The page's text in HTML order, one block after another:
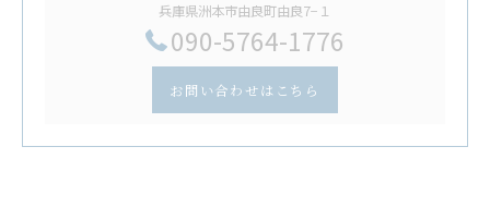
兵庫県洲本市由良町由良7−１
​090-5764-1776
お問い合わせはこちら